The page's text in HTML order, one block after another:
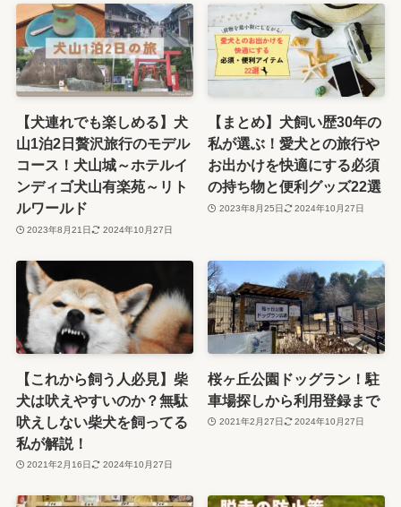
【犬連れでも楽しめる】犬
山1泊2日贅沢旅行のモデル
コース！犬山城～ホテルイ
ンディゴ犬山有楽苑～リト
ルワールド
2023年8月21日 2024年10月27日
【まとめ】犬飼い歴30年の
私が選ぶ！愛犬との旅行や
お出かけを快適にする必須
の持ち物と便利グッズ22選
2023年8月25日 2024年10月27日
【これから飼う人必見】柴
犬は吠えやすいのか？無駄
吠えしない柴犬を飼ってる
私が解説！
2021年2月16日 2024年10月27日
桜ヶ丘公園ドッグラン！駐
車場探しから利用登録まで
2021年2月27日 2024年10月27日